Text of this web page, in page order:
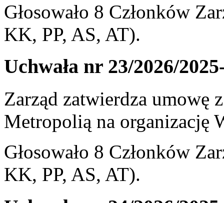
Głosowało 8 Członków
KK, PP, AS, AT).
Uchwała nr 23/2026/
Zarząd zatwierdza umowę
Metropolią na organizację
Głosowało 8 Członków
KK, PP, AS, AT).